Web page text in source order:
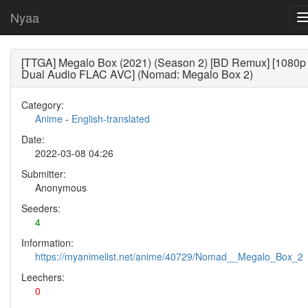
Nyaa
[TTGA] Megalo Box (2021) (Season 2) [BD Remux] [1080p
Dual Audio FLAC AVC] (Nomad: Megalo Box 2)
Category:
Anime - English-translated
Date:
2022-03-08 04:26
Submitter:
Anonymous
Seeders:
4
Information:
https://myanimelist.net/anime/40729/Nomad__Megalo_Box_2
Leechers:
0